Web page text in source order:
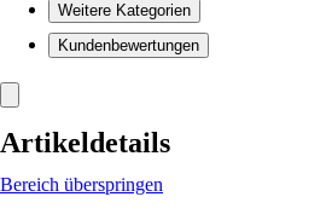
Weitere Kategorien
Kundenbewertungen
Artikeldetails
Bereich überspringen